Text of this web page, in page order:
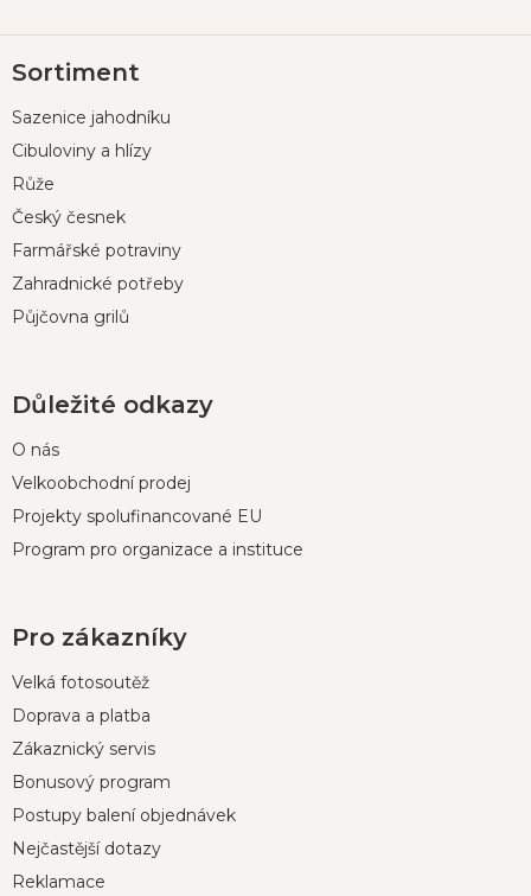
á
a
Sortiment
Sazenice jahodníku
Cibuloviny a hlízy
Růže
Český česnek
Farmářské potraviny
Zahradnické potřeby
Půjčovna grilů
Důležité odkazy
O nás
Velkoobchodní prodej
Projekty spolufinancované EU
Program pro organizace a instituce
Pro zákazníky
Velká fotosoutěž
Doprava a platba
Zákaznický servis
Bonusový program
Postupy balení objednávek
Nejčastější dotazy
Reklamace